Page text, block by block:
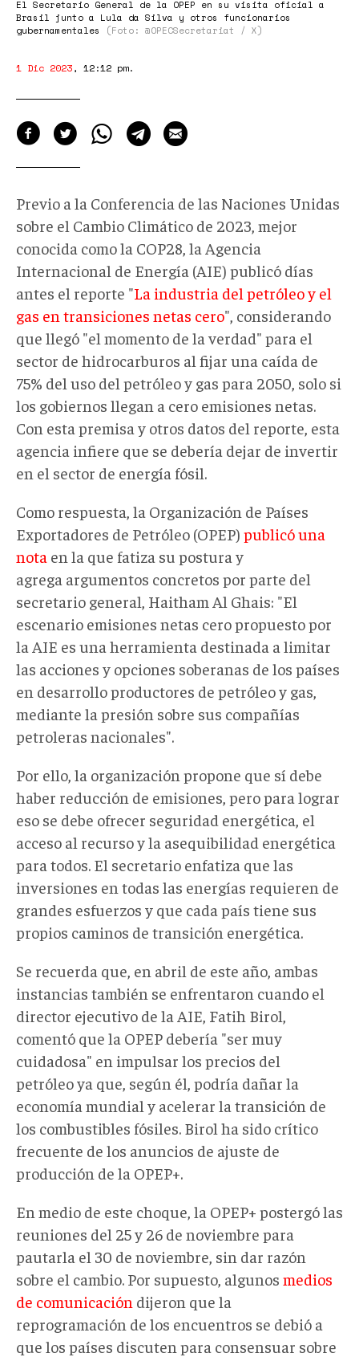
visita
oficial
a
El Secretario General de la OPEP en su visita oficial a
Brasil junto a Lula da Silva y otros funcionarios
gubernamentales
(Foto: @OPECSecretariat / X)
1 Dic 2023, 12:12 pm.
Previo a la Conferencia de las Naciones Unidas
sobre el Cambio Climático de 2023, mejor
conocida como la COP28, la Agencia
Internacional de Energía (AIE) publicó días
antes el reporte "La industria del petróleo y el
gas en transiciones netas cero", considerando
que llegó "el momento de la verdad" para el
sector de hidrocarburos al fijar una caída de
75% del uso del petróleo y gas para 2050, solo si
los gobiernos llegan a cero emisiones netas.
Con esta premisa y otros datos del reporte, esta
agencia infiere que se debería dejar de invertir
en el sector de energía fósil.
Como respuesta, la Organización de Países
Exportadores de Petróleo (OPEP) publicó una
nota en la que fatiza su postura y
agrega argumentos concretos por parte del
secretario general, Haitham Al Ghais: "El
escenario emisiones netas cero propuesto por
la AIE es una herramienta destinada a limitar
las acciones y opciones soberanas de los países
en desarrollo productores de petróleo y gas,
mediante la presión sobre sus compañías
petroleras nacionales".
Por ello, la organización propone que sí debe
haber reducción de emisiones, pero para lograr
eso se debe ofrecer seguridad energética, el
acceso al recurso y la asequibilidad energética
para todos. El secretario enfatiza que las
inversiones en todas las energías requieren de
grandes esfuerzos y que cada país tiene sus
propios caminos de transición energética.
Se recuerda que, en abril de este año, ambas
instancias también se enfrentaron cuando el
director ejecutivo de la AIE, Fatih Birol,
comentó que la OPEP debería "ser muy
cuidadosa" en impulsar los precios del
petróleo ya que, según él, podría dañar la
economía mundial y acelerar la transición de
los combustibles fósiles. Birol ha sido crítico
frecuente de los anuncios de ajuste de
producción de la OPEP+.
En medio de este choque, la OPEP+ postergó las
reuniones del 25 y 26 de noviembre para
pautarla el 30 de noviembre, sin dar razón
sobre el cambio. Por supuesto, algunos medios
de comunicación dijeron que la
reprogramación de los encuentros se debió a
que los países discuten para consensuar sobre